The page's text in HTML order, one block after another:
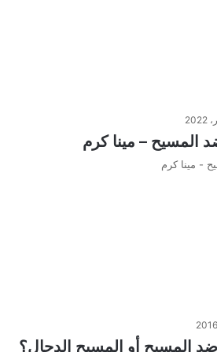
المسيح – مينا كرم
- مينا كرم
المسيح أو المسيح الدجال؟